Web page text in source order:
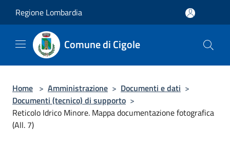
Regione Lombardia
Comune di Cigole
Home > Amministrazione > Documenti e dati >
Documenti (tecnico) di supporto >
Reticolo Idrico Minore. Mappa documentazione fotografica
(All. 7)